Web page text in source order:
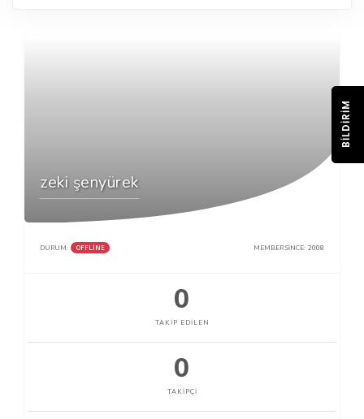
zeki şenyürek
DURUM: OFFLINE MEMBER SINCE: 2008
0
TAKIP EDILEN
0
TAKIPÇI
BILDIRIM